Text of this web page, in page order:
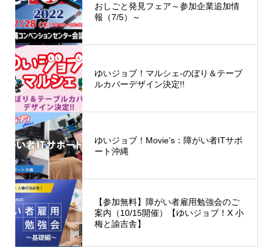
おしごと発見フェア～参加企業追加情
報（7/5）～
ゆいジョブ！マルシェ-のぼり＆テーブ
ルカバーデザイン決定!!
ゆいジョブ！Movie’s：障がい者ITサポ
ート沖縄
【参加無料】障がい者雇用勉強会のご
案内（10/15開催）【ゆいジョブ！X 小
梅と諭吉舎】